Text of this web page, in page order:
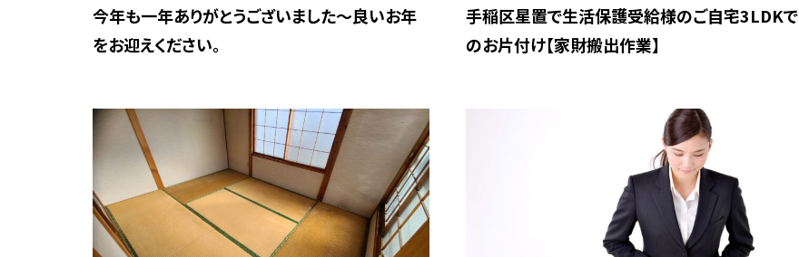
今年も一年ありがとうございました～良いお年
をお迎えください。
手稲区星置で生活保護受給様のご自宅3LDKで
のお片付け【家財搬出作業】